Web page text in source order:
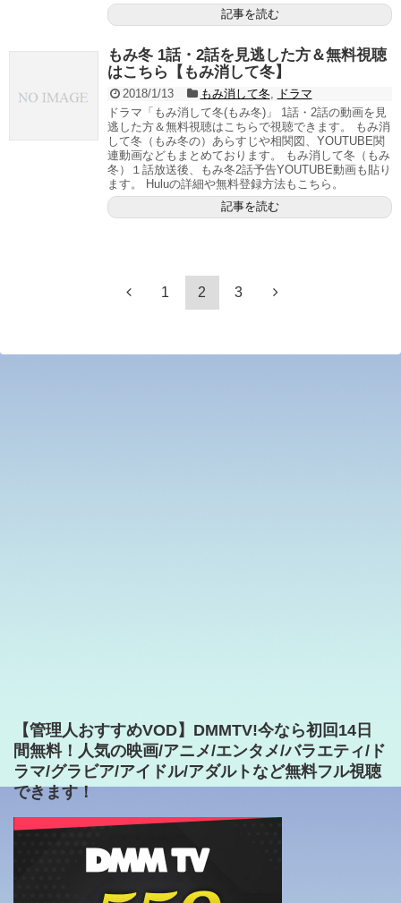
記事を読む
もみ冬 1話・2話を見逃した方＆無料視聴
はこちら【もみ消して冬】
2018/1/13 もみ消して冬, ドラマ
ドラマ「もみ消して冬(もみ冬)」 1話・2話の動画を見
逃した方＆無料視聴はこちらで視聴できます。 もみ消
して冬（もみ冬の）あらすじや相関図、YOUTUBE関
連動画などもまとめております。 もみ消して冬（もみ
冬）１話放送後、もみ冬2話予告YOUTUBE動画も貼り
ます。 Huluの詳細や無料登録方法もこちら。
記事を読む
1 2 3
【管理人おすすめVOD】DMMTV!今なら初回14日
間無料！人気の映画/アニメ/エンタメ/バラエティ/ド
ラマ/グラビア/アイドル/アダルトなど無料フル視聴
できます！